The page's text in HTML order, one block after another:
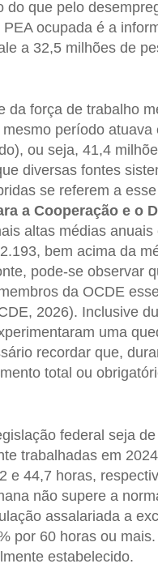
que pelo
ocupada é a
a 32,5 milhões de
da força de trabalho
período atuava
ou seja, 41,4
diversas fontes
se referem a
a Cooperação e o
altas médias
bem acima da
pode-se observar
da OCDE
2026). Inclusive
uma
recordar que,
total ou
federal seja
trabalhadas em
44,7 horas,
não supere a
assalariada a
por 60 horas ou
estabelecido.